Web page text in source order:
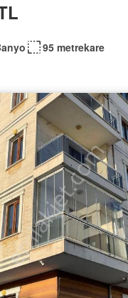
95 metrekare